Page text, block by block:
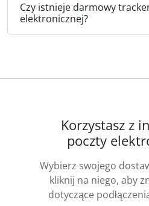
Czy istnieje darmowy
elektronicznej?
Korzystasz z
poczty
Wybierz swojego
kliknij na niego, aby
dotyczące